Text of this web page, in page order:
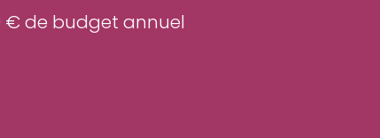
€ de budget annuel